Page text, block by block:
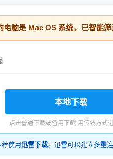
电脑是 Mac OS 系统，已智能
本地下载
点击普通下载或备用下载 用传统方式
荐使用迅雷下载。迅雷可以建立多重